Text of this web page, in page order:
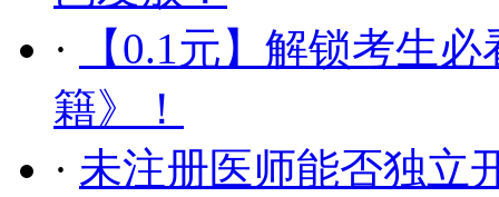
·
【0.1元】解锁考生
籍》！
· 未注册医师能否独立